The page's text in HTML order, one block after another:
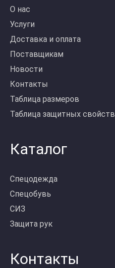
О нас
Услуги
Доставка и оплата
Поставщикам
Новости
Контакты
Таблица размеров
Таблица защитных свойств
Каталог
Спецодежда
Спецобувь
СИЗ
Защита рук
Контакты